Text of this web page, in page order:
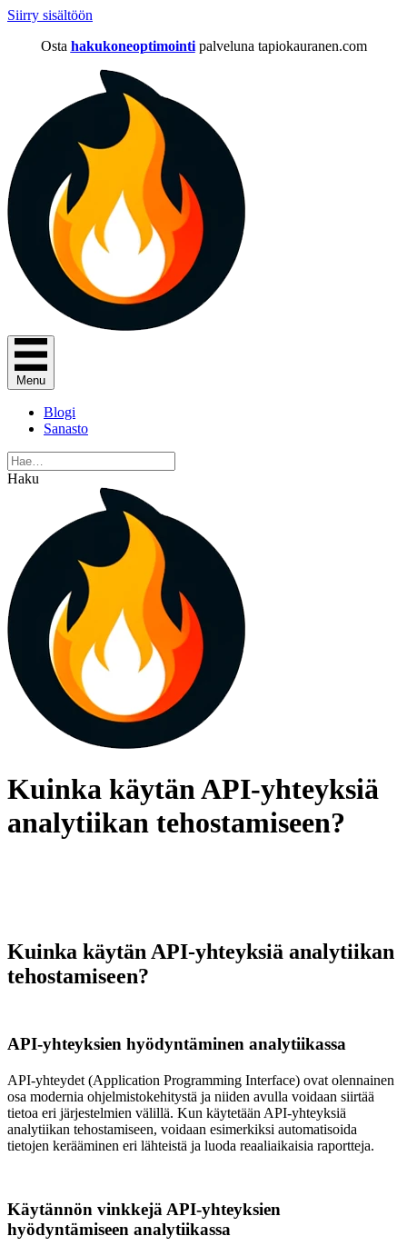
Siirry sisältöön
Osta hakukoneoptimointi palveluna tapiokauranen.com
Menu
Blogi
Sanasto
Haku
Kuinka käytän API-yhteyksiä
analytiikan tehostamiseen?
Kuinka käytän API-yhteyksiä analytiikan
tehostamiseen?
API-yhteyksien hyödyntäminen analytiikassa
API-yhteydet (Application Programming Interface) ovat olennainen
osa modernia ohjelmistokehitystä ja niiden avulla voidaan siirtää
tietoa eri järjestelmien välillä. Kun käytetään API-yhteyksiä
analytiikan tehostamiseen, voidaan esimerkiksi automatisoida
tietojen kerääminen eri lähteistä ja luoda reaaliaikaisia raportteja.
Käytännön vinkkejä API-yhteyksien
hyödyntämiseen analytiikassa